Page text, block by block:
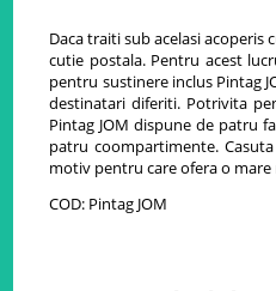
Daca traiti sub acelasi
cutie postala. Pentru acest
pentru sustinere inclus Pintag
destinatari diferiti. Potrivita
Pintag JOM dispune de patru
patru coompartimente.
motiv pentru care ofera o
COD: Pintag JOM